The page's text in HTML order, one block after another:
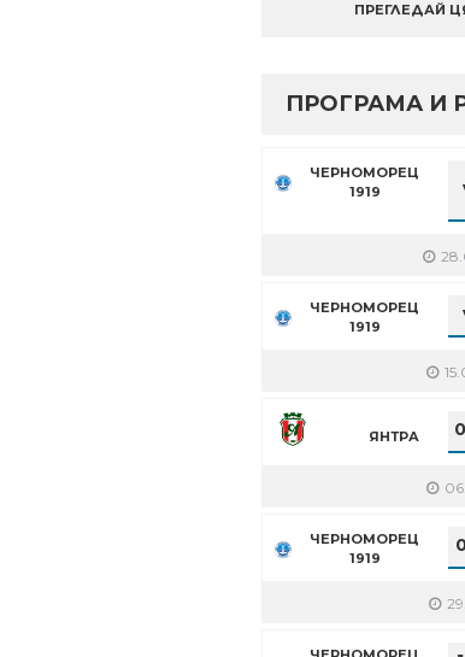
ПРЕГЛЕДАЙ
ПРОГРАМА И
ЧЕРНОМОРЕЦ
1919
ЧЕРНОМОРЕЦ
1919
ЯНТРА 0
ЧЕРНОМОРЕЦ
1919